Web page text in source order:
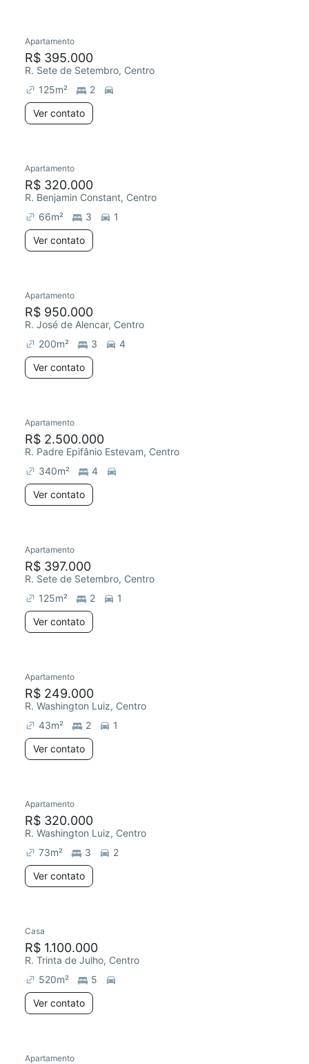
Redecorar
Apartamento
R$ 395.000
R. Sete de Setembro, Centro
125m²
2
Ver contato
Apartamento
R$ 320.000
R. Benjamin Constant, Centro
66m² 3
1
Ver contato
Apartamento
R$ 950.000
R. José de Alencar, Centro
200m² 3
4
Ver contato
Apartamento
R$ 2.500.000
R. Padre Epifânio Estevam, Centro
340m²
4
Ver contato
Apartamento
R$ 397.000
R. Sete de Setembro, Centro
125m² 2
1
Ver contato
Apartamento
R$ 249.000
R. Washington Luiz, Centro
43m² 2
1
Ver contato
Apartamento
R$ 320.000
R. Washington Luiz, Centro
73m² 3
2
Ver contato
Casa
R$ 1.100.000
R. Trinta de Julho, Centro
520m²
5
Ver contato
Apartamento